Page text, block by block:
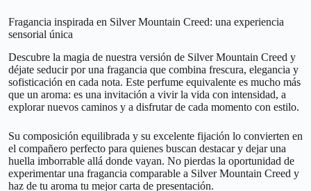
Fragancia inspirada en Silver Mountain Creed: una experiencia
sensorial única
Descubre la magia de nuestra versión de Silver Mountain Creed y
déjate seducir por una fragancia que combina frescura, elegancia y
sofisticación en cada nota. Este perfume equivalente es mucho más
que un aroma: es una invitación a vivir la vida con intensidad, a
explorar nuevos caminos y a disfrutar de cada momento con estilo.
Su composición equilibrada y su excelente fijación lo convierten en
el compañero perfecto para quienes buscan destacar y dejar una
huella imborrable allá donde vayan. No pierdas la oportunidad de
experimentar una fragancia comparable a Silver Mountain Creed y
haz de tu aroma tu mejor carta de presentación.